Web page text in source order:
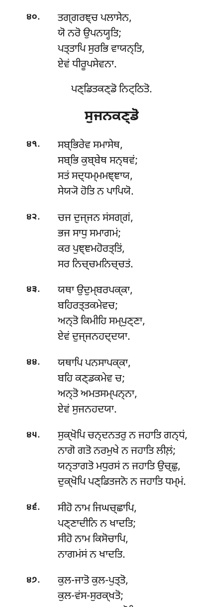
੪੦.
ਤਗ੍ਗਰਞ੍ਚ ਪਲਾਸੇਨ,
ਯੋ ਨਰੋ ਉਪਨਯ੍ਹਤਿ;
ਪਤ੍ਤਾਪਿ ਸੁਰਭਿ ਵਾਯਨ੍ਤਿ,
ਏਵਂ ਧੀਰੂਪਸੇਵਨਾ.
ਪਣ੍ਡਿਤਕਣ੍ਡੋ ਨਿਟ੍ਠਿਤੋ.
ਸੁਜਨਕਣ੍ਡੋ
੪੧.
ਸਬ੍ਭਿਰੇਵ ਸਮਾਸੇਥ,
ਸਬ੍ਭਿ ਕੁਬ੍ਬੇਥ ਸਨ੍ਥਵਂ;
ਸਤਂ ਸਦ੍ਧਮ੍ਮਮਞ੍ਞਾਯ,
ਸੇਯ੍ਯੋ ਹੋਤਿ ਨ ਪਾਪਿਯੋ.
੪੨.
ਚਜ ਦੁਜ੍ਜਨ ਸਂਸਗ੍ਗਂ,
ਭਜ ਸਾਧੁ ਸਮਾਗਮਂ;
ਕਰ ਪੁਞ੍ਞਮਹੋਰਤ੍ਤਿਂ,
ਸਰ ਨਿਚ੍ਚਮਨਿਚ੍ਚਤਂ.
੪੩. ਯਥਾਉਦੁਮ੍ਬਰਪਕ੍ਕਾ,
ਬਹਿਰਤ੍ਤਕਮੇਵਚ;
ਅਨ੍ਤੋ ਕਿਮੀਹਿ ਸਮ੍ਪੁਣ੍ਣਾ,
ਏਵਂ ਦੁਜ੍ਜਨਹਦ੍ਦਯਾ.
੪੪.
ਯਥਾਪਿ ਪਨਸਾਪਕ੍ਕਾ,
ਬਹਿ ਕਣ੍ਡਕਮੇਵ ਚ;
ਅਨ੍ਤੋ ਅਮਤਸਮ੍ਪਨ੍ਨਾ,
ਏਵਂ ਸੁਜਨਹਦਯਾ.
੪੫.
ਸੁਕ੍ਖੋਪਿ ਚਨ੍ਦਨਤਰੁ ਨ ਜਹਾਤਿ ਗਨ੍ਧਂ,
ਨਾਗੋ ਗਤੋ ਨਰਮੁਖੇ ਨ ਜਹਾਤਿ ਲੀਲ਼ਂ;
ਯਨ੍ਤਾਗਤੋ ਮਧੁਰਸਂ ਨ ਜਹਾਤਿ ਉਚ੍ਛੁ,
ਦੁਕ੍ਖੋਪਿ ਪਣ੍ਡਿਤਜਨੋ ਨ ਜਹਾਤਿ ਧਮ੍ਮਂ.
੪੬.
ਸੀਹੋ ਨਾਮ ਜਿਘਚ੍ਛਾਪਿ,
ਪਣ੍ਣਾਦੀਨਿ ਨ ਖਾਦਤਿ;
ਸੀਹੋ ਨਾਮ ਕਿਸੋਚਾਪਿ,
ਨਾਗਮਂਸਂ ਨ ਖਾਦਤਿ.
੪੭.
ਕੁਲ-ਜਾਤੋ ਕੁਲ-ਪੁਤ੍ਤੋ,
ਕੁਲ-ਵਂਸ-ਸੁਰਕ੍ਖਤੋ;